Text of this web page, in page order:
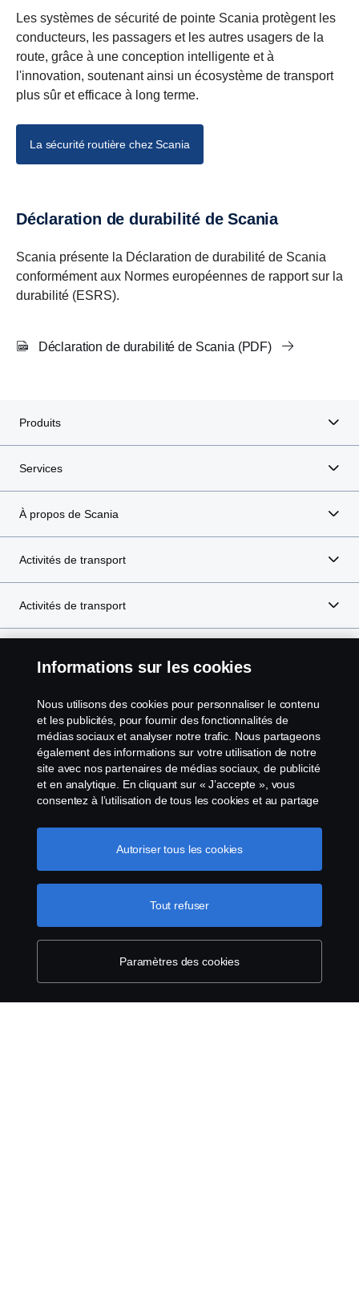
Les systèmes de sécurité de pointe Scania protègent les
conducteurs, les passagers et les autres usagers de la
route, grâce à une conception intelligente et à
l'innovation, soutenant ainsi un écosystème de transport
plus sûr et efficace à long terme.
La sécurité routière chez Scania
Déclaration de durabilité de Scania
Scania présente la Déclaration de durabilité de Scania
conformément aux Normes européennes de rapport sur la
durabilité (ESRS).
Déclaration de durabilité de Scania (PDF)
Produits
Services
À propos de Scania
Activités de transport
Activités de transport
Scania in Your Region: Luxembourg
Déclaration de confidentialité
Conditions générales
Contactez-nous
Le système de lancement d'alerte
Politique de cookies
Informations sur les cookies
Nous utilisons des cookies pour personnaliser le contenu
et les publicités, pour fournir des fonctionnalités de
médias sociaux et analyser notre trafic. Nous partageons
également des informations sur votre utilisation de notre
site avec nos partenaires de médias sociaux, de publicité
et en analytique. En cliquant sur « J’accepte », vous
consentez à l’utilisation de tous les cookies et au partage
cookies en cliquant sur « Paramètres des cookies » et en
sélectionnant les catégories que vous souhaitez
Pour en savoir plus sur la
protection de votre vie privée
Paramètres des cookies
Tout refuser
Autoriser tous les cookies